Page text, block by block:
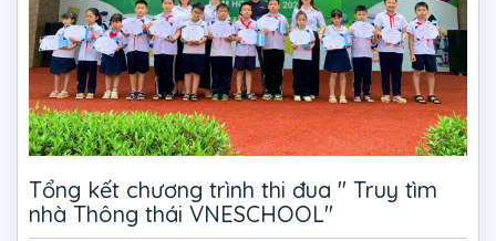
Tổng kết chương trình thi đua " Truy tìm
nhà Thông thái VNESCHOOL"